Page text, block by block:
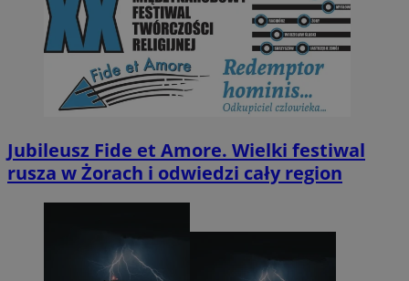
Jubileusz Fide et Amore. Wielki festiwal
rusza w Żorach i odwiedzi cały region